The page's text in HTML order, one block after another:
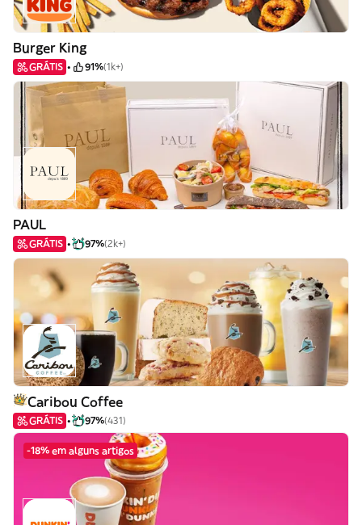
Burger King
GRÁTIS 91%(1k+)
PAUL
GRÁTIS 97%(2k+)
Caribou Coffee
GRÁTIS 97%(431)
-18% em alguns artigos